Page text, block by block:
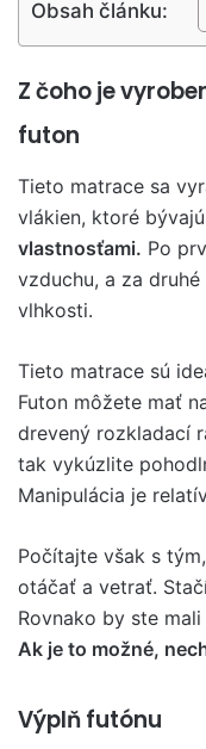
Obsah článku:
Z čoho je
futon
Tieto matrace sa
vlákien, ktoré
vlastnosťami. Po
vzduchu, a za
vlhkosti.
Tieto matrace sú
Futon môžete mať
drevený rozkladací
tak vykúzlite
Manipulácia je
Počítajte však s
otáčať a vetrať.
Rovnako by ste
Ak je to možné,
Výplň futónu